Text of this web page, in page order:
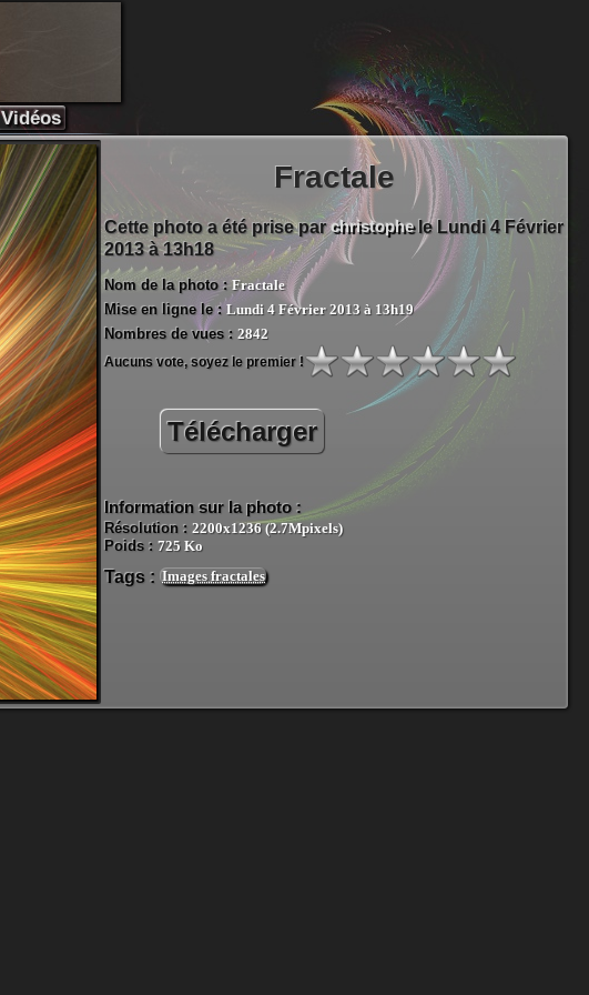
Vidéos
Fractale
Cette photo a été prise parchristophele Lundi 4 Février
2013 à 13h18
Nom de la photo : Fractale
Mise en ligne le : Lundi 4 Février 2013 à 13h19
Nombres de vues : 2842
Aucuns vote, soyez le premier !
Télécharger
Information sur la photo :
Résolution : 2200x1236 (2.7Mpixels)
Poids : 725 Ko
Tags : Images fractales